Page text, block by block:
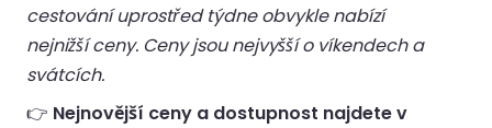
cestování uprostřed týdne obvykle nabízí
nejnižší ceny. Ceny jsou nejvyšší o víkendech a
svátcích.
👉 Nejnovější ceny a dostupnost najdete v